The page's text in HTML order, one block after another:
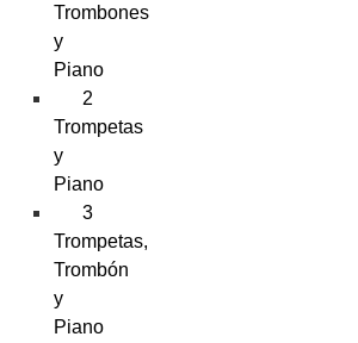
Trombones
y
Piano
2
Trompetas
y
Piano
3
Trompetas,
Trombón
y
Piano